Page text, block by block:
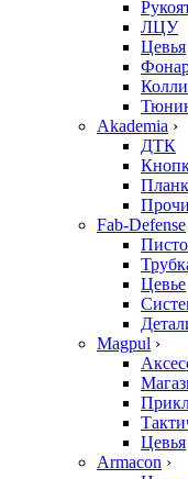
ЛЦУ
Цевья
Akademia ›
ДТК
Fab-Defense
Цевье
Magpul ›
Цевья
Armacon ›